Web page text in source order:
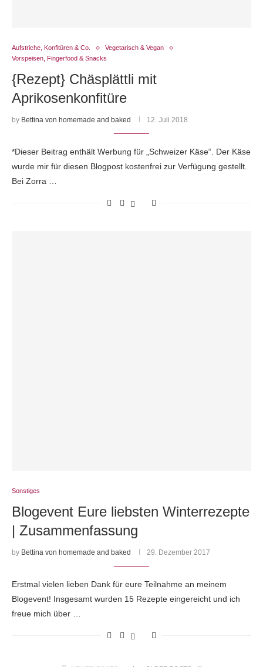
Aufstriche, Konfitüren & Co.
Vegetarisch & Vegan
Vorspeisen, Fingerfood & Snacks
{Rezept} Chäsplättli mit
Aprikosenkonfitüre
by Bettina von homemade and baked 12. Juli 2018
*Dieser Beitrag enthält Werbung für „Schweizer Käse“. Der Käse
wurde mir für diesen Blogpost kostenfrei zur Verfügung gestellt.
Bei Zorra …
Sonstiges
Blogevent Eure liebsten Winterrezepte
| Zusammenfassung
by Bettina von homemade and baked 29. Dezember 2017
Erstmal vielen lieben Dank für eure Teilnahme an meinem
Blogevent! Insgesamt wurden 15 Rezepte eingereicht und ich
freue mich über …